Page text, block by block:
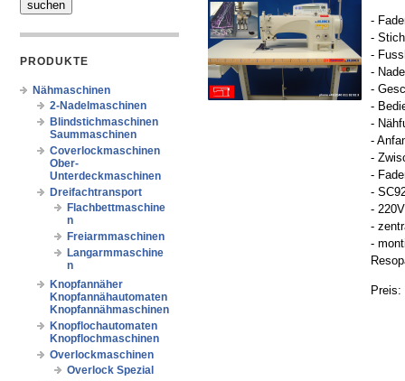
PRODUKTE
Nähmaschinen
2-Nadelmaschinen
Blindstichmaschinen
Saummaschinen
Coverlockmaschinen
Ober-
Unterdeckmaschinen
Dreifachtransport
Flachbettmaschine
n
Freiarmmaschinen
Langarmmaschine
n
Knopfannäher
Knopfannähautomaten
Knopfannähmaschinen
Knopflochautomaten
Knopflochmaschinen
Overlockmaschinen
Overlock Spezial
-
-
-
-
-
-
-
-
-
-
-
-
-
-
Preis: